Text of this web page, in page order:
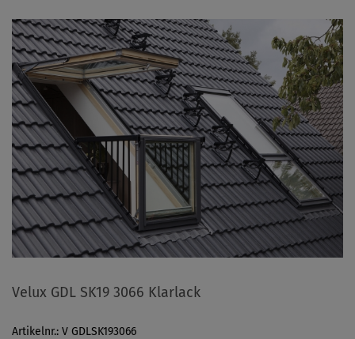
Velux GDL SK19 3066 Klarlack
Artikelnr.: V GDLSK193066